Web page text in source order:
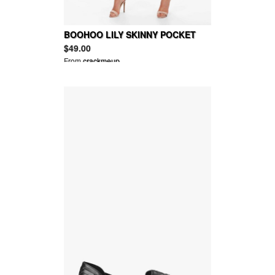
BOOHOO LILY SKINNY POCKET
TROUSER
$49.00
Fromcrackmeup